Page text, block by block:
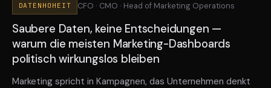
DATENHOHEIT CFO · CMO · Head of Marketing Operations
Saubere Daten, keine Entscheidungen —
warum die meisten Marketing-Dashboards
politisch wirkungslos bleiben
Marketing spricht in Kampagnen, das Unternehmen denkt